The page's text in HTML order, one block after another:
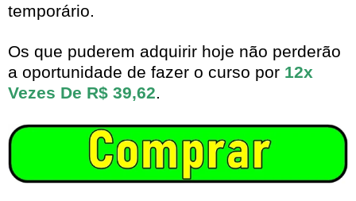
temporário.
Os que puderem adquirir hoje não perderão
a oportunidade de fazer o curso por 12x
Vezes De R$ 39,62.